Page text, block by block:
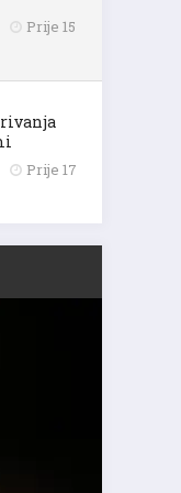
Prije 15
Prije 17